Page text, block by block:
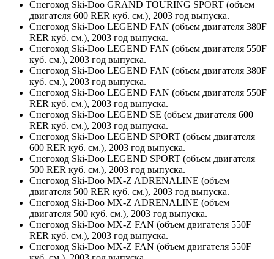
Снегоход Ski-Doo GRAND TOURING SPORT (объем
двигателя 600 RER куб. см.), 2003 год выпуска.
Снегоход Ski-Doo LEGEND FAN (объем двигателя 380F
RER куб. см.), 2003 год выпуска.
Снегоход Ski-Doo LEGEND FAN (объем двигателя 550F
куб. см.), 2003 год выпуска.
Снегоход Ski-Doo LEGEND FAN (объем двигателя 380F
куб. см.), 2003 год выпуска.
Снегоход Ski-Doo LEGEND FAN (объем двигателя 550F
RER куб. см.), 2003 год выпуска.
Снегоход Ski-Doo LEGEND SE (объем двигателя 600
RER куб. см.), 2003 год выпуска.
Снегоход Ski-Doo LEGEND SPORT (объем двигателя
600 RER куб. см.), 2003 год выпуска.
Снегоход Ski-Doo LEGEND SPORT (объем двигателя
500 RER куб. см.), 2003 год выпуска.
Снегоход Ski-Doo MX-Z ADRENALINE (объем
двигателя 500 RER куб. см.), 2003 год выпуска.
Снегоход Ski-Doo MX-Z ADRENALINE (объем
двигателя 500 куб. см.), 2003 год выпуска.
Снегоход Ski-Doo MX-Z FAN (объем двигателя 550F
RER куб. см.), 2003 год выпуска.
Снегоход Ski-Doo MX-Z FAN (объем двигателя 550F